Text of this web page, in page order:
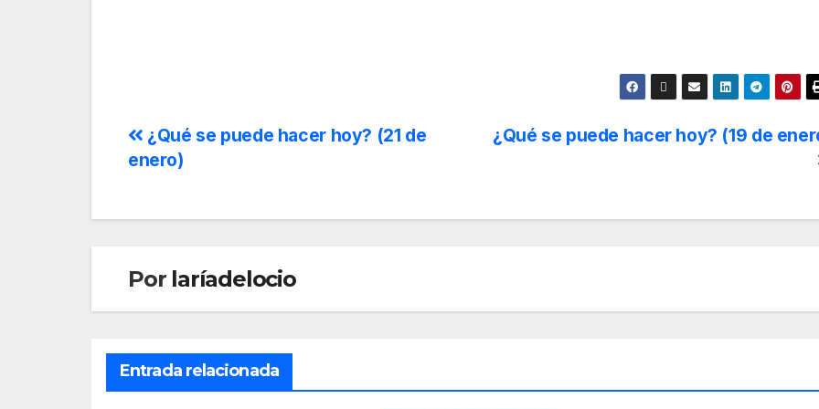
¿Qué se puede hacer hoy? (19 de
¿Qué se puede hacer hoy? (21 de
enero)
Por laríadelocio
Entrada relacionada